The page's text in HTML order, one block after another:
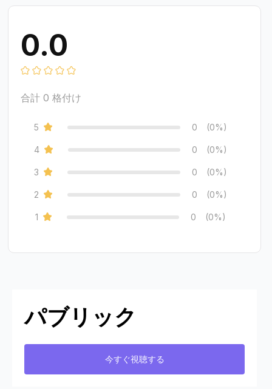
0.0
合計 0 格付け
5 0 (0%)
4 0 (0%)
3 0 (0%)
2 0 (0%)
1 0 (0%)
パブリック
今すぐ視聴する